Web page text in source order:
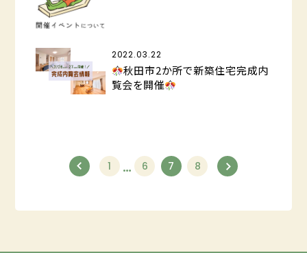
2022.03.22
秋田市2か所で新築住宅完成内
覧会を開催
1 … 6 7 8